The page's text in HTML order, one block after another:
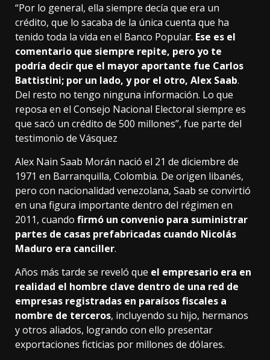
“Por lo general, ella siempre decía que era un
crédito, que lo sacaba de la única cuenta que ha
tenido toda la vida en el Banco Popular. Ese es el
comentario que siempre repite, pero yo te
podría decir que el mayor aportante fue Carlos
Battistini; por un lado, y por el otro, Alex Saab.
Del resto no tengo ninguna información. Lo que
reposa en el Consejo Nacional Electoral siempre es
que sacó un crédito de 500 millones”, fue parte del
testimonio de Vásquez
Alex Nain Saab Morán nació el 21 de diciembre de
1971 en Barranquilla, Colombia. De origen libanés,
pero con nacionalidad venezolana, Saab se convirtió
en una figura importante dentro del régimen en
2011, cuando firmó un convenio para suministrar
partes de casas prefabricadas cuando Nicolás
Maduro era canciller.
Años más tarde se reveló que el empresario era en
realidad el hombre clave dentro de una red de
empresas registradas en paraísos fiscales a
nombre de terceros, incluyendo su hijo, hermanos
y otros aliados, logrando con ello presentar
exportaciones ficticias por millones de dólares.